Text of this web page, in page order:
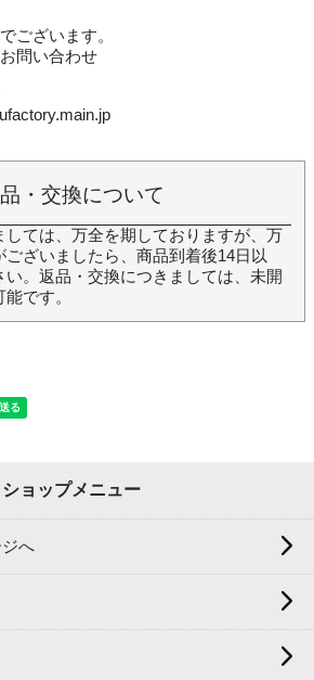
ございます。
問い合わせ
・交換について
しては、万全を期しておりますが、万
ざいましたら、商品到着後14日以
い。返品・交換につきましては、未開
です。
ショップメニュー
へ